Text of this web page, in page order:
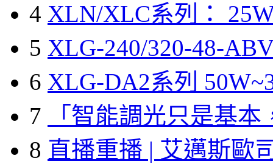
4 XLN/XLC系列：
5 XLG-240/320-48-
6 XLG-DA2系列
7
「智能調光只是基本
8 直播重播 | 艾邁斯歐